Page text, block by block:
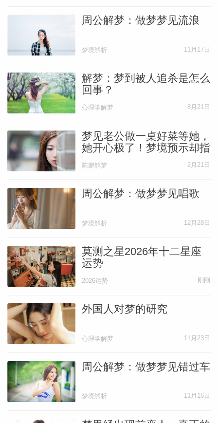
周公解梦：做梦梦见流浪
梦境解析 11月17日
解梦：梦到被人追杀是怎么
回事？
心理学解梦 8月21日
梦见老公做一桌好菜等她，
她开心极了！梦境预示却指
向老公有坎！
陈鹏解梦 2月21日
周公解梦：做梦梦见唱歌
梦境解析 12月28日
莫测之星2026年十二星座
运势
2026运势 刚刚
外国人对梦的研究
心理学解梦 11月23日
周公解梦：做梦梦见错过车
梦境解析 11月16日